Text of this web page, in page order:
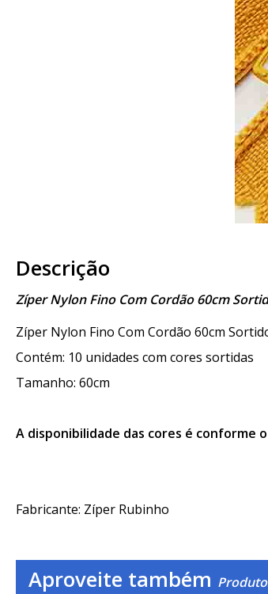
Descrição
Zíper Nylon Fino Com Cordão 60cm
Zíper Nylon Fino Com Cordão 60cm
Contém: 10 unidades com cores sortidas
Tamanho: 60cm
A disponibilidade das cores é conforme
Fabricante: Zíper Rubinho
Aproveite também